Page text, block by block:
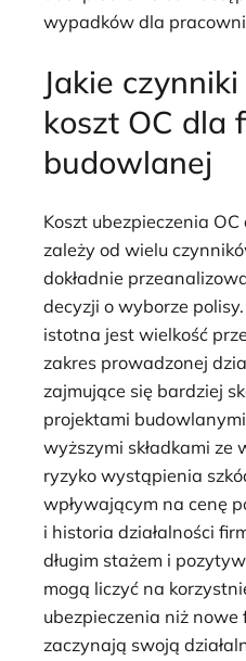
wypadków dla
Jakie
koszt OC dla
budowlanej
Koszt ubezpieczenia
zależy od wielu
dokładnie
decyzji o wyborze
istotna jest wielkość
zakres prowadzonej
zajmujące się bardziej
projektami
wyższymi składkami ze
ryzyko wystąpienia
wpływającym na cenę
i historia działalności
długim stażem i
mogą liczyć na
ubezpieczenia niż nowe
zaczynają swoją